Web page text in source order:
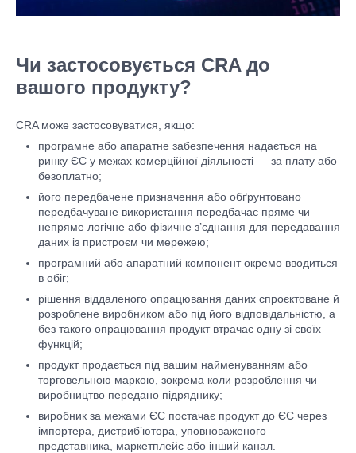
Чи застосовується CRA до
вашого продукту?
CRA може застосовуватися, якщо:
програмне або апаратне забезпечення надається на
ринку ЄС у межах комерційної діяльності — за плату або
безоплатно;
його передбачене призначення або обґрунтовано
передбачуване використання передбачає пряме чи
непряме логічне або фізичне з’єднання для передавання
даних із пристроєм чи мережею;
програмний або апаратний компонент окремо вводиться
в обіг;
рішення віддаленого опрацювання даних спроєктоване й
розроблене виробником або під його відповідальністю, а
без такого опрацювання продукт втрачає одну зі своїх
функцій;
продукт продається під вашим найменуванням або
торговельною маркою, зокрема коли розроблення чи
виробництво передано підряднику;
виробник за межами ЄС постачає продукт до ЄС через
імпортера, дистриб’ютора, уповноваженого
представника, маркетплейс або інший канал.